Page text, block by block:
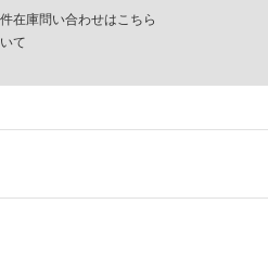
在庫問い合わせはこちら
て